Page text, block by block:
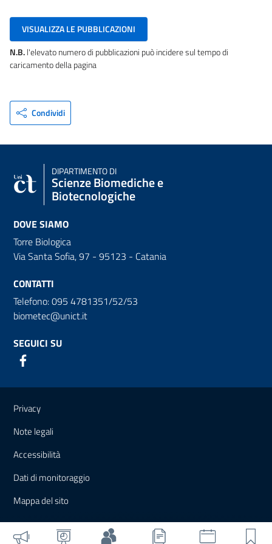
VISUALIZZA LE PUBBLICAZIONI
N.B.l'elevato numero di pubblicazioni può incidere sul tempo di
caricamento della pagina
Condividi
DIPARTIMENTO DI
Scienze Biomediche e
Biotecnologiche
DOVE SIAMO
Torre Biologica
Via Santa Sofia, 97 - 95123 - Catania
CONTATTI
Telefono: 095 4781351/52/53
biometec@unict.it
SEGUICI SU
Link e informazioni utili
Privacy
Note legali
Accessibilità
Dati di monitoraggio
Mappa del sito